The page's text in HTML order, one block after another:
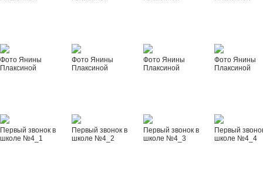
Фото Янины
Плаксиной
Фото Янины
Плаксиной
Фото Янины
Плаксиной
Фото Янины
Плаксиной
Первый звонок в
школе №4_1
Первый звонок в
школе №4_2
Первый звонок в
школе №4_3
Первый
школе №4_4